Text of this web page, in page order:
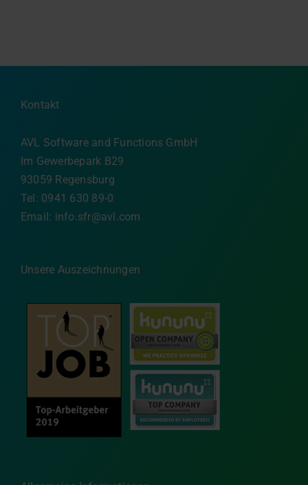
Kontakt
AVL Software and Functions GmbH
Im Gewerbepark B29
93059 Regensburg
Tel: 0941 630 89-0
Email: info.sfr@avl.com
Unsere Auszeichnungen